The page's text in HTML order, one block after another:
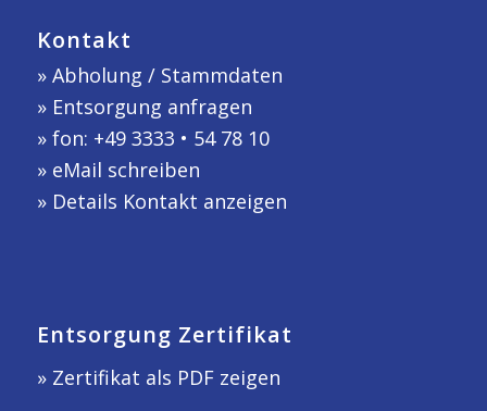
Kontakt
» Abholung / Stammdaten
» Entsorgung anfragen
» fon: +49 3333 • 54 78 10
» eMail schreiben
» Details Kontakt anzeigen
Entsorgung Zertifikat
» Zertifikat als PDF zeigen